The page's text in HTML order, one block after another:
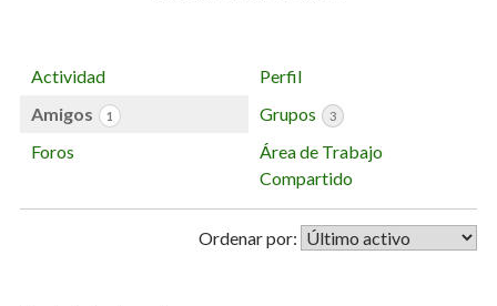
Actividad
Perfil
Amigos
1 Grupos 3
Foros
Área de Trabajo
Compartido
Ordenar por: